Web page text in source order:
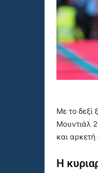
Με το δεξί
Μουντιάλ
και
Η